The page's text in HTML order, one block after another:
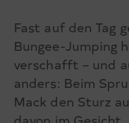
Fast auf den Tag
Bungee-Jumping
verschafft – und
anders: Beim
Mack den Sturz